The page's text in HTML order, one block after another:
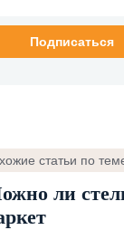
статьи по
ли